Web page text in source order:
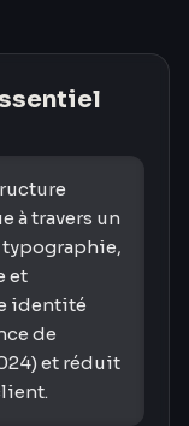
à travers un
typographie,
et
identité
de
et réduit